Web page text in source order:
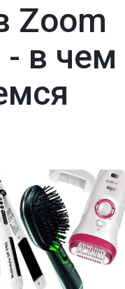
Zoom
- в чем